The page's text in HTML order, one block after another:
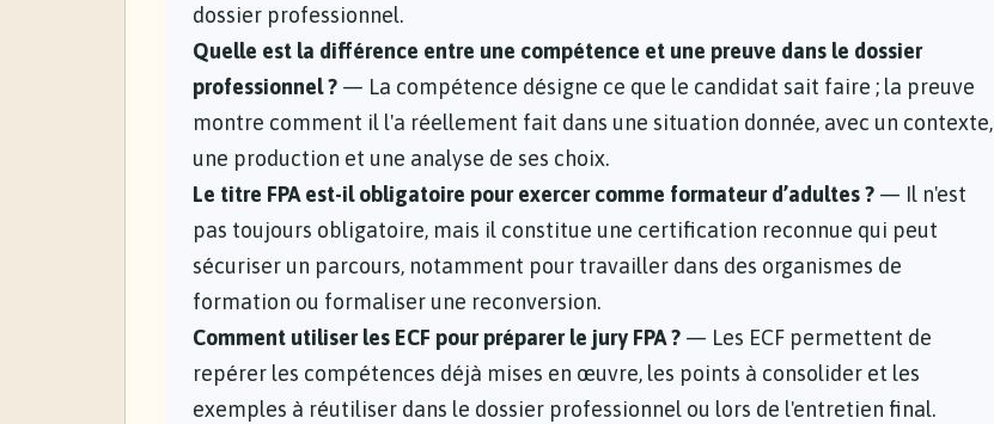
dossier professionnel.
Quelle est la différence entre une compétence et une preuve dans le dossier
professionnel ? — La compétence désigne ce que le candidat sait faire ; la preuve
montre comment il l'a réellement fait dans une situation donnée, avec un contexte,
une production et une analyse de ses choix.
Le titre FPA est-il obligatoire pour exercer comme formateur d’adultes ? — Il n'est
pas toujours obligatoire, mais il constitue une certification reconnue qui peut
sécuriser un parcours, notamment pour travailler dans des organismes de
formation ou formaliser une reconversion.
Comment utiliser les ECF pour préparer le jury FPA ? — Les ECF permettent de
repérer les compétences déjà mises en œuvre, les points à consolider et les
exemples à réutiliser dans le dossier professionnel ou lors de l'entretien final.